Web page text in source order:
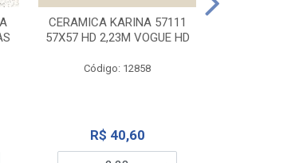
CERAMICA KARINA 57111
57X57 HD 2,23M VOGUE HD
Código: 12858
R$ 40,60